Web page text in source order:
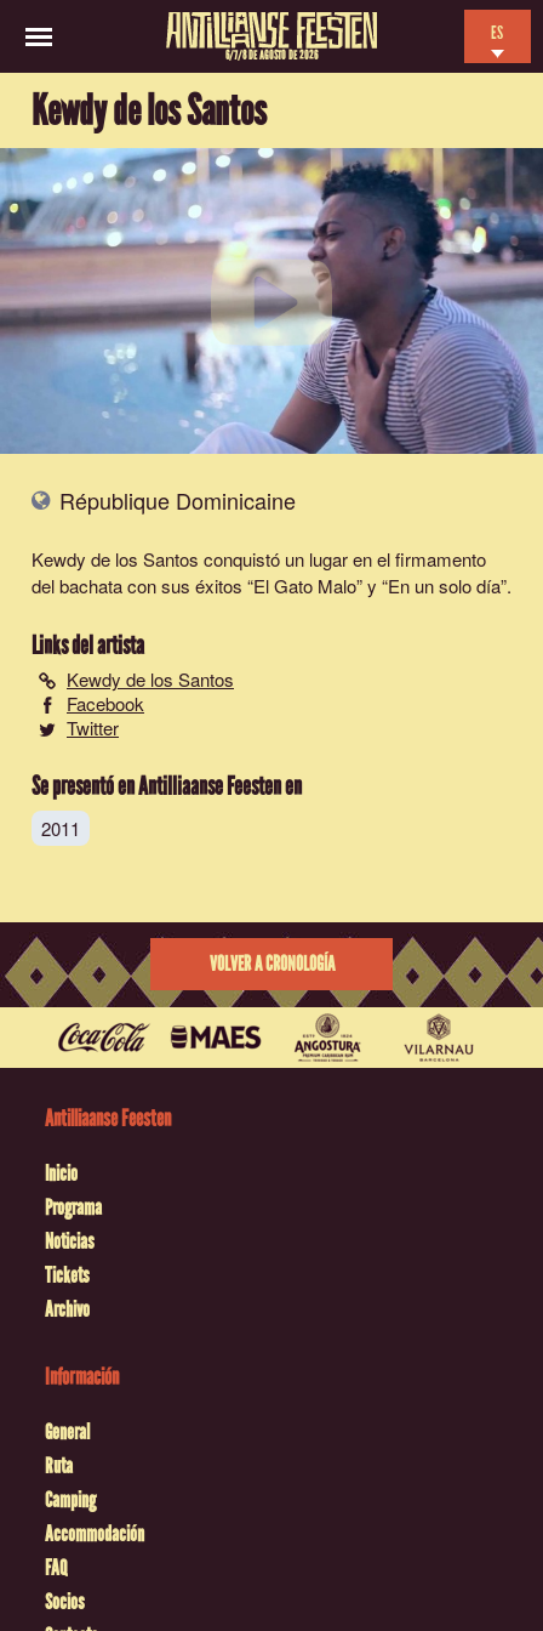
6/7/8 DE AGOSTO DE 2026
ES
Kewdy de los Santos
République Dominicaine
Kewdy de los Santos conquistó un lugar en el firmamento
del bachata con sus éxitos “El Gato Malo” y “En un solo día”.
Links del artista
Kewdy de los Santos
Facebook
Twitter
Se presentó en Antilliaanse Feesten en
2011
VOLVER A CRONOLOGÍA
Antilliaanse Feesten
Inicio
Programa
Noticias
Tickets
Archivo
Información
General
Ruta
Camping
Accommodación
FAQ
Socios